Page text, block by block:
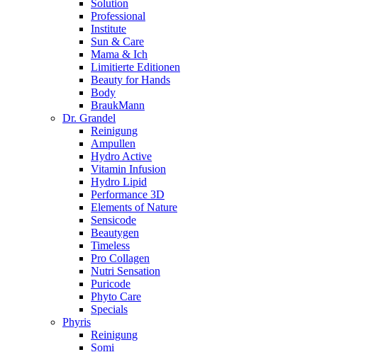
Solution
Professional
Institute
Sun & Care
Mama & Ich
Limitierte Editionen
Beauty for Hands
Body
BraukMann
Dr. Grandel
Reinigung
Ampullen
Hydro Active
Vitamin Infusion
Hydro Lipid
Performance 3D
Elements of Nature
Sensicode
Beautygen
Timeless
Pro Collagen
Nutri Sensation
Puricode
Phyto Care
Specials
Phyris
Reinigung
Somi